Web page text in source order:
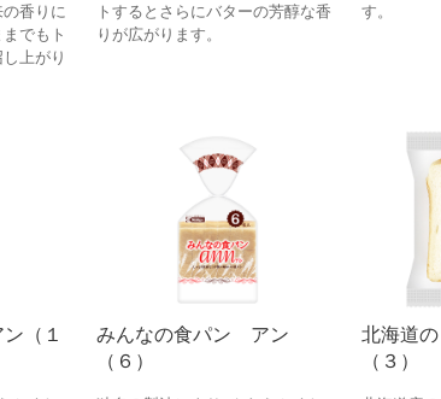
香りに
でもト
上がり
トするとさらにバターの芳醇な香
りが広がります。
す。
（１
みんなの食パン アン
（６）
北海道
（３）